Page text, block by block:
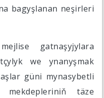
bagyşlanan neşirleri
gatnaşyjylara
we ynanyşmak
güni mynasybetli
täze